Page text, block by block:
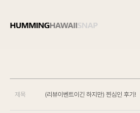
제목 (리뷰이벤트이긴 하지만) 찐심인 후기!